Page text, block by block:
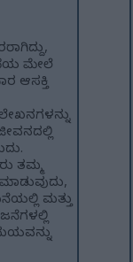
ಮೇಲೆ
ಆಸಕ್ತಿ
ತಮ್ಮ
ಮತ್ತು